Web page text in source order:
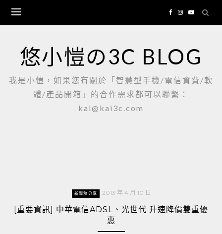
content
悠小愷の3C BLOG
我是小愷，如果您有關於「智慧型手機/電信資費/軟
體/產品開箱」的合作需求都可以聯繫：
kai@kai3c.com
新聞稿分享 2013 年 4 月 10 日
[重要資訊] 中華電信ADSL、光世代 升速降價雙重優
惠